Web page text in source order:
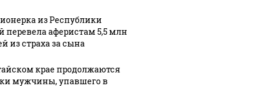
из Республики
перевела аферистам 5,5 млн
из страха за сына
крае продолжаются
мужчины, упавшего в